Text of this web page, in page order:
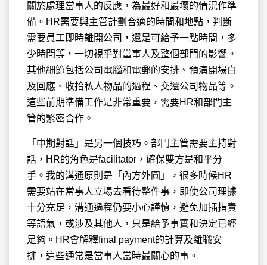
關於處理當事人的反應，為最好和最壞的情況作準
備。HR需要與主管計劃合適的時間和地點，判斷
需要員工即時離開公司，還是可給予一點時間，多
少時間等，一切視乎對當事人及整個部門的影響。
其他細節包括公司電腦和電郵的安排、預演開場白
及回應、收拾私人物品的過程、交還公司物品等。
這些前期準備工作是非常重要，需要HR和部門主
管的緊密合作。
「中期對話」是另一個技巧。部門主管需要主持對
話，HR的角色是facilitator，確保雙方是和平分
手。我的溝通原則是「內方外圓」，很多時候HR
需要站在當事人立場去看待整件事，即使公司理據
十分充足，溝通過程仍要小心謹慎，避免加插指責
等語氣，或涉及其他人，只是給予事實和決定已經
足夠。HR會解釋final payment的計算及離職安
排，這些通常是當事人當時最關心的事。